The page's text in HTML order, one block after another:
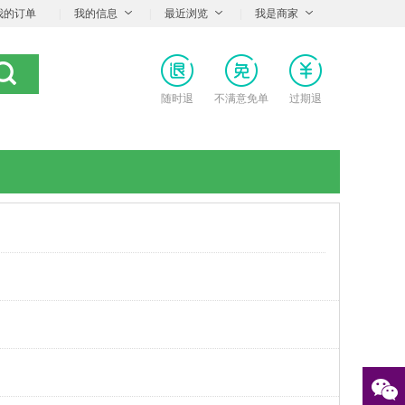
的订单 我的信息 最近浏览 我是商家
随时退 不满意免单 过期退